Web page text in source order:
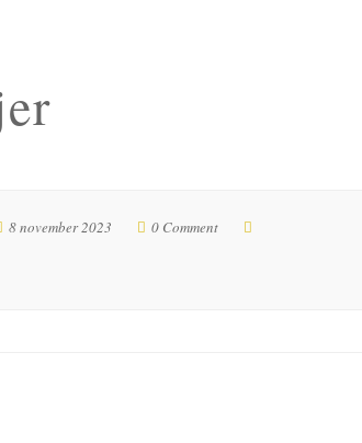
8 november 2023 0 Comment